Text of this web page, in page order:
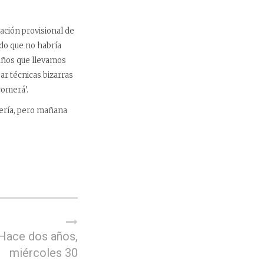
provisional de
que no habría
que llevamos
técnicas bizarras
pero mañana
dos años,
miércoles 30